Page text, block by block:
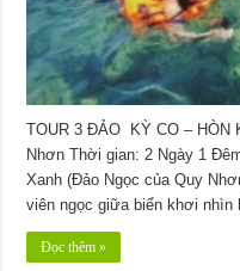
TOUR 3 ĐẢO KỲ CO – HÒN
Nhơn Thời gian: 2 Ngày 1
Xanh (Đảo Ngọc của Quy
viên ngọc giữa biển khơi
Đọc thêm »